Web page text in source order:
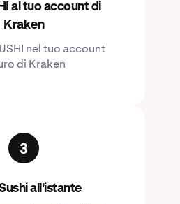
al tuo account di
Kraken
nel tuo account
di Kraken
all'istante